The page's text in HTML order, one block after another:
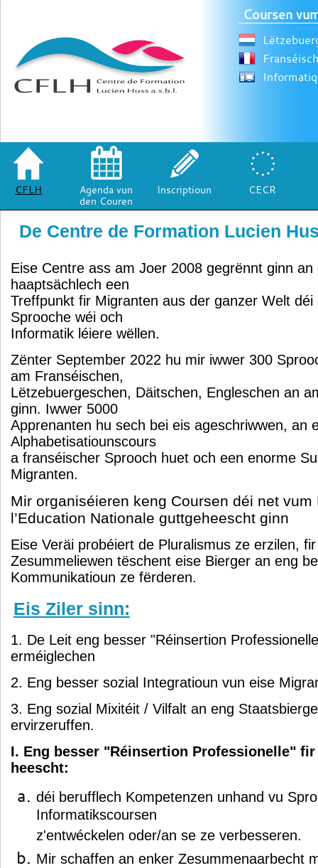
Coursen
Franséisch
CFLH
Agenda vun
den Couren
Inscriptioun CECR
De Centre de Formation Lucien
Eise Centre ass am Joer 2008 gegrënnt ginn an
haaptsächlech een
Treffpunkt fir Migranten aus der ganzer Welt déi
Sprooche wéi och
Informatik léiere wëllen.
Zënter September 2022 hu mir iwwer 300
am Franséischen,
Lëtzebuergeschen, Däitschen, Engleschen an
ginn. Iwwer 5000
Apprenanten hu sech bei eis ageschriwwen, an
Alphabetisatiounscours
a franséischer Sprooch huet och een enorme
Migranten.
Mir organiséieren keng Coursen déi net vum
l’Education Nationale guttgeheescht ginn
Eise Veräi probéiert de Pluralismus ze erzilen,
Zesummeliewen tëschent eise Bierger an eng
Kommunikatioun ze fërderen.
Eis Ziler sinn:
1. De Leit eng besser "Réinsertion
erméiglechen
2. Eng besser sozial Integratioun vun eise
3. Eng sozial Mixitéit / Vilfalt an eng
ervirzeruffen.
I. Eng besser "Réinsertion Professionelle"
heescht:
déi berufflech Kompetenzen unhand vu
Informatikscoursen
z'entwéckelen oder/an se ze verbesseren.
Mir schaffen an enker Zesummenaarbecht